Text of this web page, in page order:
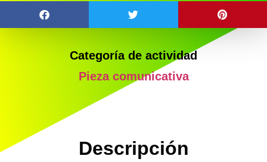
Categoría de actividad
Pieza comunicativa
Descripción